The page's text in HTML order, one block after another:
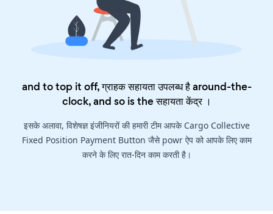
and to top it off, ग्राहक सहायता उपलब्ध है around-the-
clock, and so is theसहायता केंद्र।
इसके अलावा, विशेषज्ञ इंजीनियरों की हमारी टीम आपके Cargo Collective
Fixed Position Payment Button जैसे powr ऐप को आपके लिए काम
करने के लिए रात-दिन काम करती है।